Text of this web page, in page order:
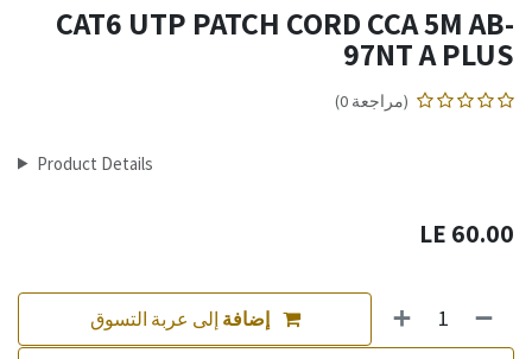
CAT6 UTP PATCH CORD CCA 5M AB-
97NT A PLUS
(مراجعة 0)
Product Details
60.00
إضافة إلى عربة التسوق